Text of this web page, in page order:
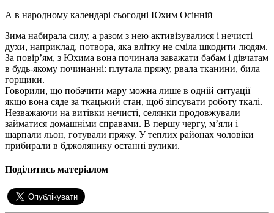
А в народному календарі сьогодні Юхим Осінній
Зима набирала силу, а разом з нею активізувалися і нечисті
духи, наприклад, потвора, яка влітку не сміла шкодити людям.
За повір’ям, з Юхима вона починала заважати бабам і дівчатам
в будь-якому починанні: плутала пряжу, рвала тканини, била
горщики.
Говорили, що побачити мару можна лише в одній ситуації –
якщо вона сяде за ткацький стан, щоб зіпсувати роботу ткалі.
Незважаючи на витівки нечисті, селянки продовжували
займатися домашніми справами. В першу чергу, м’яли і
шарпали льон, готували пряжу. У теплих районах чоловіки
прибирали в бджолянику останні вулики.
Поділитись матеріалом